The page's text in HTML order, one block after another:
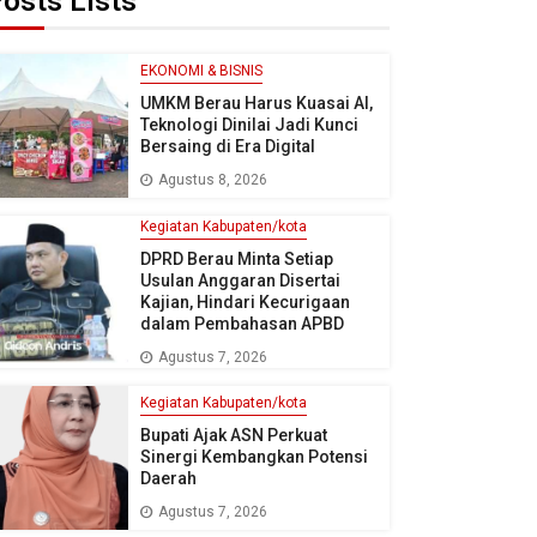
EKONOMI & BISNIS
UMKM Berau Harus Kuasai AI,
Teknologi Dinilai Jadi Kunci
Bersaing di Era Digital
Agustus 8, 2026
Kegiatan Kabupaten/kota
DPRD Berau Minta Setiap
Usulan Anggaran Disertai
Kajian, Hindari Kecurigaan
dalam Pembahasan APBD
Agustus 7, 2026
Kegiatan Kabupaten/kota
Bupati Ajak ASN Perkuat
Sinergi Kembangkan Potensi
Daerah
Agustus 7, 2026